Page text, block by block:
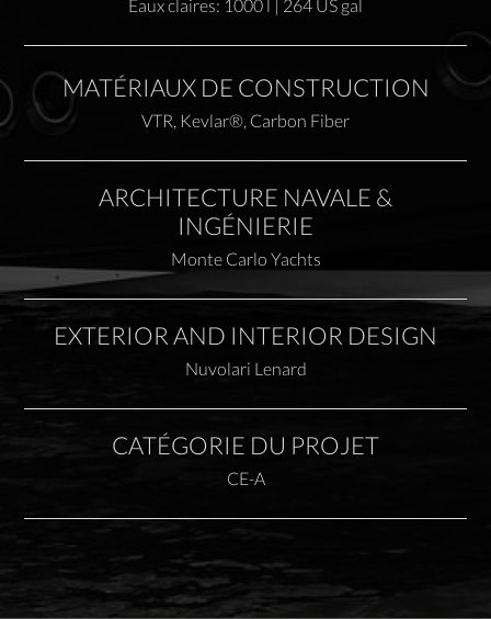
Eaux claires: 1000 l | 264 US gal
MATÉRIAUX DE CONSTRUCTION
VTR, Kevlar®, Carbon Fiber
ARCHITECTURE NAVALE &
INGÉNIERIE
Monte Carlo Yachts
EXTERIOR AND INTERIOR DESIGN
Nuvolari Lenard
CATÉGORIE DU PROJET
CE-A